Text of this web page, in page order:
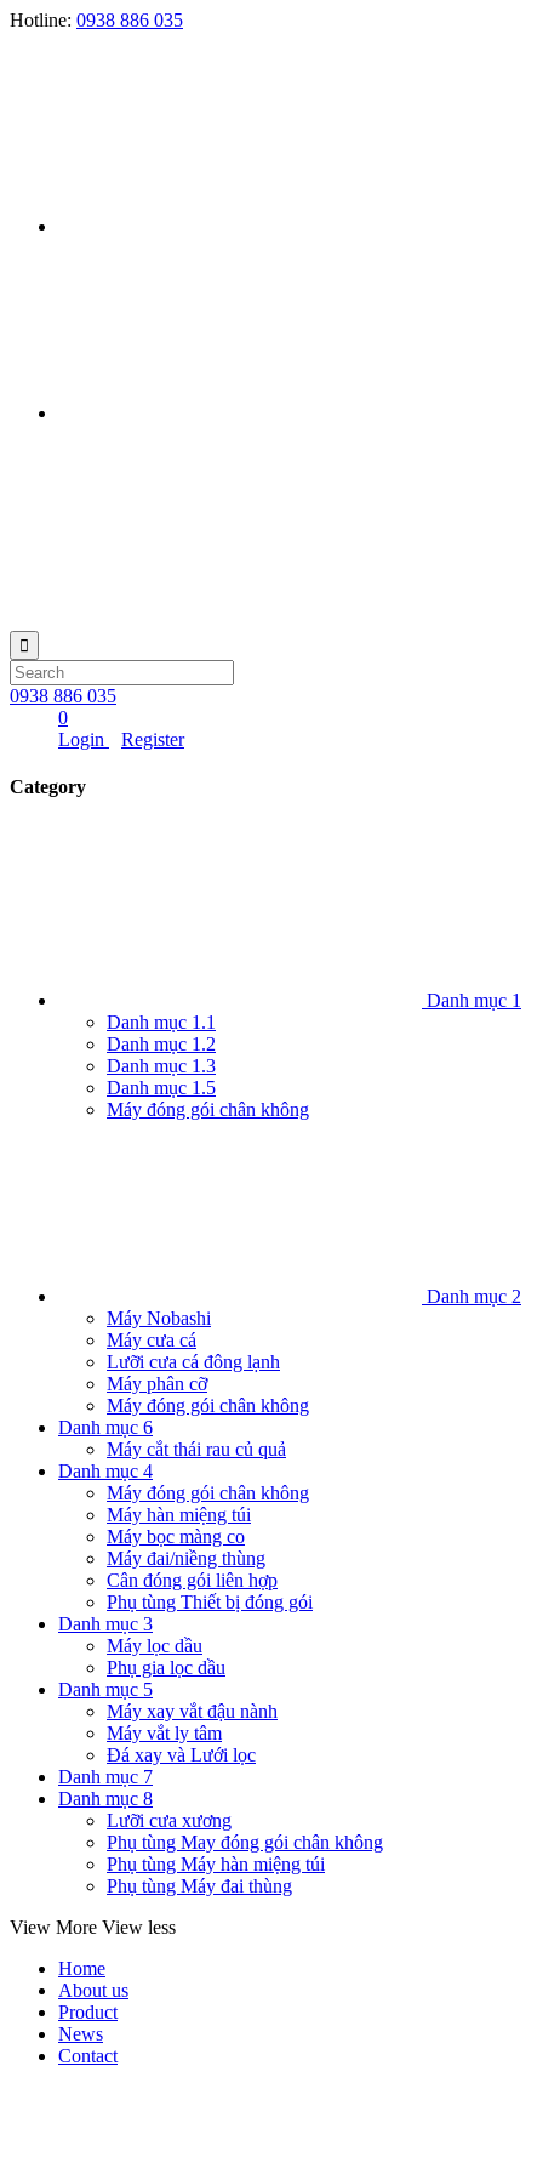
Hotline: 0938 886 035
0938 886 035
0
Login
Register
Category
Danh mục 1
Danh mục 1.1
Danh mục 1.2
Danh mục 1.3
Danh mục 1.5
Máy đóng gói chân không
Danh mục 2
Máy Nobashi
Máy cưa cá
Lưỡi cưa cá đông lạnh
Máy phân cỡ
Máy đóng gói chân không
Danh mục 6
Máy cắt thái rau củ quả
Danh mục 4
Máy đóng gói chân không
Máy hàn miệng túi
Máy bọc màng co
Máy đai/niềng thùng
Cân đóng gói liên hợp
Phụ tùng Thiết bị đóng gói
Danh mục 3
Máy lọc dầu
Phụ gia lọc dầu
Danh mục 5
Máy xay vắt đậu nành
Máy vắt ly tâm
Đá xay và Lưới lọc
Danh mục 7
Danh mục 8
Lưỡi cưa xương
Phụ tùng May đóng gói chân không
Phụ tùng Máy hàn miệng túi
Phụ tùng Máy đai thùng
View More View less
Home
About us
Product
News
Contact